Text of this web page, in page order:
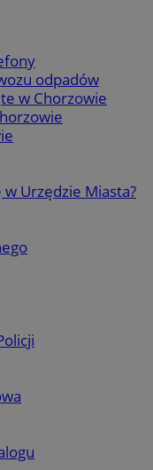
odpadów
w Chorzowie
w Urzędzie Miasta?